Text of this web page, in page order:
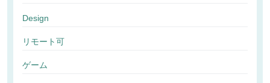
Design
リモート可
ゲーム